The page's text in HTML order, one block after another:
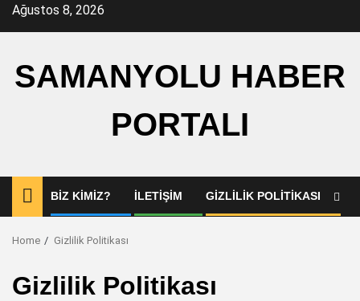
SkipAğustos 8, 2026
SAMANYOLU HABER
PORTALI
BIZ KIMIZ? İLETIŞIM GIZLILIK POLITIKASI
Home Gizlilik Politikası
Gizlilik Politikası